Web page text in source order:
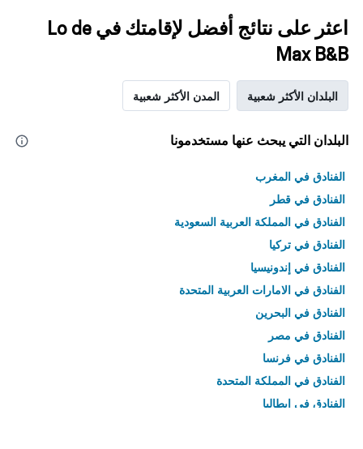
اعثر على نتائج أفضل لإقامتك في Lo de
Max B&B
البلدان الأكثر شعبية المدن الأكثر شعبية
البلدان التي يبحث عنها مستخدمونا
الفنادق في المغرب
الفنادق في قطر
الفنادق في المملكة العربية السعودية
الفنادق في تركيا
الفنادق في إندونيسيا
الفنادق في الامارات العربية المتحدة
الفنادق في البحرين
الفنادق في مصر
الفنادق في فرنسا
الفنادق في المملكة المتحدة
الفنادق في إيطاليا